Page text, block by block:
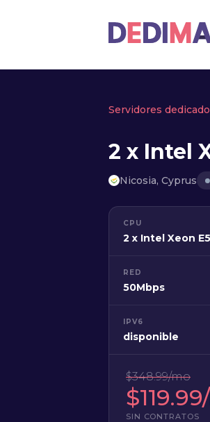
Servidores
2 x Intel
Nicosia, Cyprus
CPU
2 x Intel Xeon
RED
50Mbps
IPV6
disponible
$348.99/mo
SIN CONTRATOS